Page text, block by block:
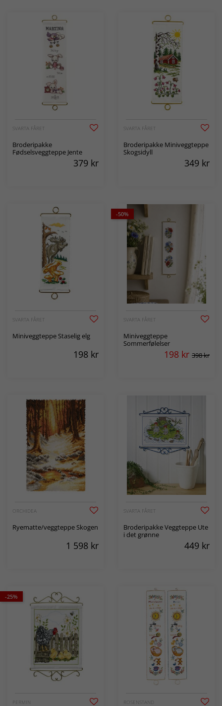
SVARTA FÅRET
Broderipakke
Fødselsveggteppe Jente
379 kr
SVARTA FÅRET
Broderipakke Miniveggteppe
Skogsidyll
349 kr
SVARTA FÅRET
Miniveggteppe Staselig elg
198 kr
-50%
SVARTA FÅRET
Miniveggteppe
Sommerfølelser
198 kr 398 kr
ORCHIDEA
Ryematte/veggteppe Skogen
1 598 kr
SVARTA FÅRET
Broderipakke Veggteppe Ute
i det grønne
449 kr
-25%
PERMIN ROSENSTAND